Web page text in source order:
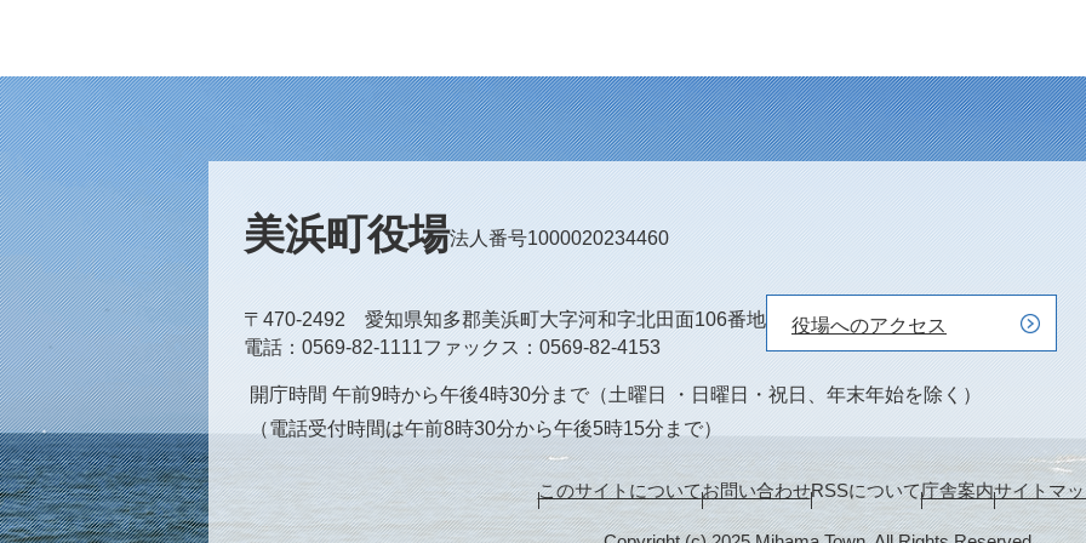
美浜町役場法人番号1000020234460
〒470-2492 愛知県知多郡美浜町大字河和字北田面106番地
電話
0569-82-1111ファックス 0569-82-4153
役場へのアクセス
開庁時間 午前9時から午後4時30分まで（土曜日 ・日曜日・祝日、年末年始を除く）
（電話受付時間は午前8時30分から午後5時15分まで）
このサイトについてお問い合わせRSSについて庁舎案内サイトマ